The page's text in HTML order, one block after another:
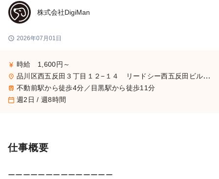
株式会社DigiMan
schedule 2026年07月01日
currency_yen 時給 1,600円～
place 品川区西五反田３丁目１２−１４ リードシー西五反田ビル7-8階（受付8階）
train 不動前駅から徒歩4分／目黒駅から徒歩11分
calendar_today 週2日 / 週8時間
仕事概要
ーーーーーーーーーーーーーー